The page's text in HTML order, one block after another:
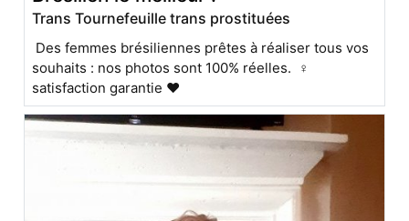
Trans Tournefeuille trans prostituées
Des femmes brésiliennes prêtes à réaliser tous vos
souhaits : nos photos sont 100% réelles. ♀️
satisfaction garantie ❤️